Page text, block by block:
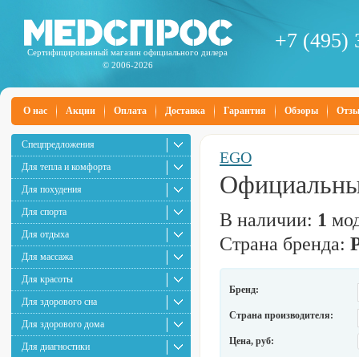
Сертифицированный магазин официального дилера
© 2006-2026
+7 (495)
О нас Акции Оплата Доставка Гарантия Обзоры
Спецпредложения
Для тепла и комфорта
Для похудения
Для спорта
Для отдыха
Для массажа
Для красоты
Для здорового сна
Для здорового дома
Для диагностики
EGO
В наличии: 1
Страна бренда:
Бренд:
Страна производителя:
Цена, руб: